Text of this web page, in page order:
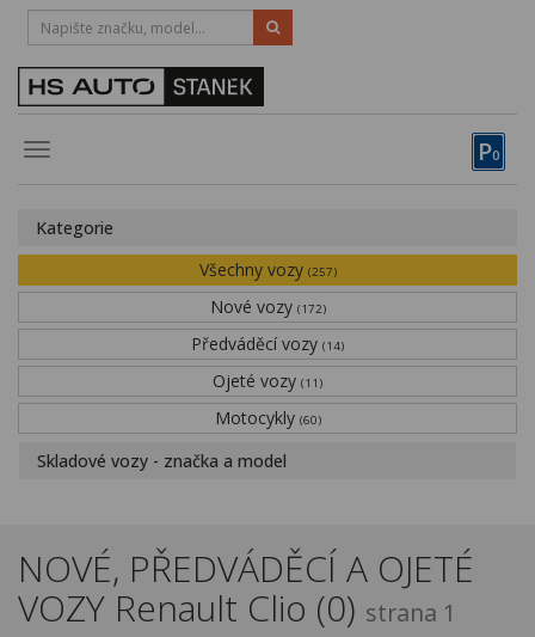
P0
Toggle
HOTLINE:
STRAKONICE-383 335 366
Obytné vozy
Financování
Novinky
Kontakty
Kategorie
Všechny vozy (257)
Nové vozy (172)
Předváděcí vozy (14)
Ojeté vozy (11)
Motocykly (60)
Skladové vozy - značka a model
NOVÉ, PŘEDVÁDĚCÍ A OJETÉ
VOZY Renault Clio (0) strana 1